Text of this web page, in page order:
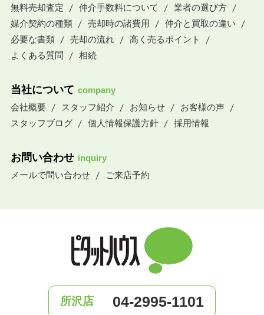
無料売却査定
仲介手数料について
業者の選び方
媒介契約の種類
売却時の諸費用
仲介と買取の違い
必要な書類
売却の流れ
高く売るポイント
よくある質問
相続
当社について company
会社概要
スタッフ紹介 お知らせ
お客様の声
スタッフブログ
個人情報保護方針 採用情報
お問い合わせ inquiry
メールで問い合わせ
ご来店予約
所沢店 04-2995-1101